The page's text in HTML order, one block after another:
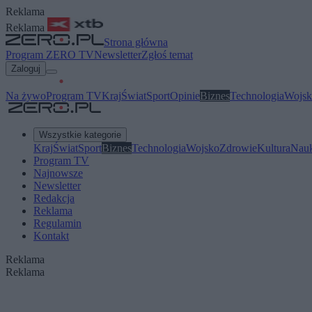
Reklama
Reklama
Strona główna
Program ZERO TVNewsletterZgłoś temat
Zaloguj
Na żywoProgram TVKrajŚwiatSportOpinieBiznesTechnologia
Wszystkie kategorie
KrajŚwiatSportBiznesTechnologiaWojskoZdrowieKultura
Program TV
Najnowsze
Newsletter
Redakcja
Reklama
Regulamin
Kontakt
Reklama
Reklama